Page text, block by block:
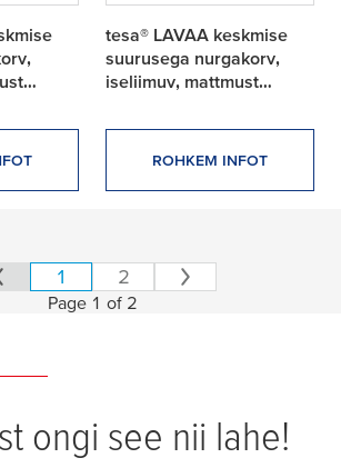
tesa® LAVAA keskmise
suurusega nurgakorv,
iseliimuv, mattmust
ROHKEM INFOT
1 2
Page 1 of 2
ongi see nii lahe!